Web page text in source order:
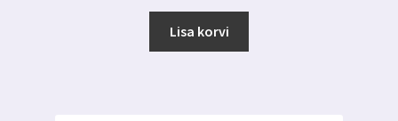
Lisa korvi